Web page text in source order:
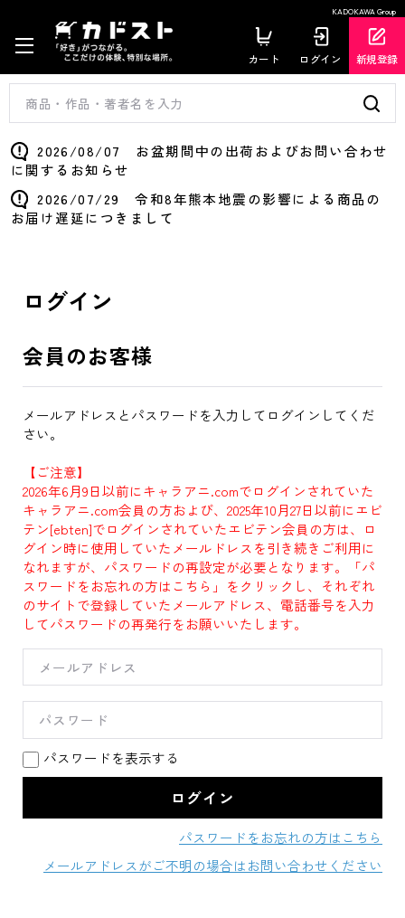
KADOKAWA Group
カート ログイン 新規登録
2026/08/07 お盆期間中の出荷およびお問い合わせ
に関するお知らせ
2026/07/29 令和8年熊本地震の影響による商品の
お届け遅延につきまして
ログイン
会員のお客様
メールアドレスとパスワードを入力してログインしてくだ
さい。
【ご注意】
2026年6月9日以前にキャラアニ.comでログインされていた
キャラアニ.com会員の方および、2025年10月27日以前にエビ
テン[ebten]でログインされていたエビテン会員の方は、ロ
グイン時に使用していたメールドレスを引き続きご利用に
なれますが、パスワードの再設定が必要となります。「パ
スワードをお忘れの方はこちら」をクリックし、それぞれ
のサイトで登録していたメールアドレス、電話番号を入力
してパスワードの再発行をお願いいたします。
パスワードを表示する
パスワードをお忘れの方はこちら
メールアドレスがご不明の場合はお問い合わせください